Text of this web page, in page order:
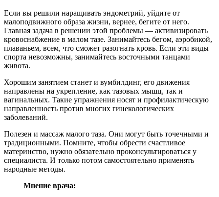
Если вы решили наращивать эндометрий, уйдите от
малоподвижного образа жизни, вернее, бегите от него.
Главная задача в решении этой проблемы — активизировать
кровоснабжение в малом тазе. Занимайтесь бегом, аэробикой,
плаваньем, всем, что сможет разогнать кровь. Если эти виды
спорта невозможны, занимайтесь восточными танцами
живота.
Хорошим занятием станет и вумбилдинг, его движения
направлены на укрепление, как тазовых мышц, так и
вагинальных. Такие упражнения носят и профилактическую
направленность против многих гинекологических
заболеваний.
Полезен и массаж малого таза. Они могут быть точечными и
традиционными. Помните, чтобы обрести счастливое
материнство, нужно обязательно проконсультироваться у
специалиста. И только потом самостоятельно применять
народные методы.
Мнение врача: